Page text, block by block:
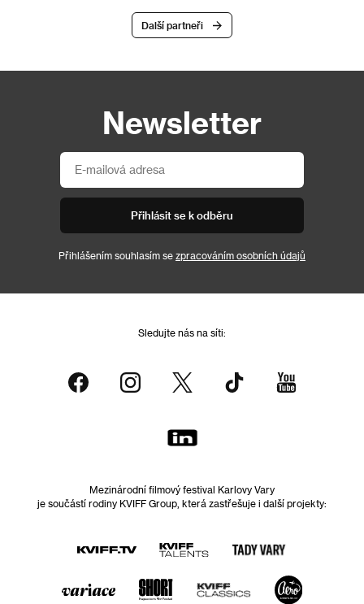
Další partneři
Newsletter
Přihlásit se k odběru
Přihlášením souhlasím se zpracováním osobních údajů
Sledujte nás na síti:
Mezinárodní filmový festival Karlovy Vary
je součástí rodiny KVIFF Group, která zastřešuje i další projekty: